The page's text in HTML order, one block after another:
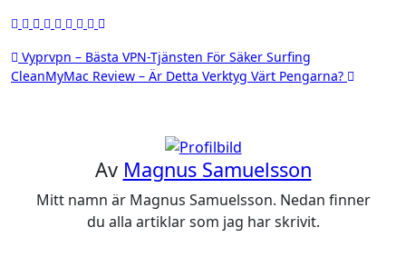
Inläggsnavigering
Vyprvpn – Bästa VPN-Tjänsten För Säker Surfing
CleanMyMac Review – Är Detta Verktyg Värt Pengarna?
Av Magnus Samuelsson
Mitt namn är Magnus Samuelsson. Nedan finner
du alla artiklar som jag har skrivit.